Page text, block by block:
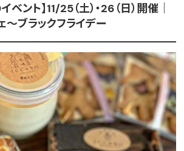
ント】11/25（土）・26（日）開催｜
ブラックフライデー